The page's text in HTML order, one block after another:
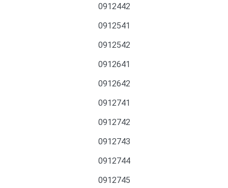
0912442
0912541
0912542
0912641
0912642
0912741
0912742
0912743
0912744
0912745